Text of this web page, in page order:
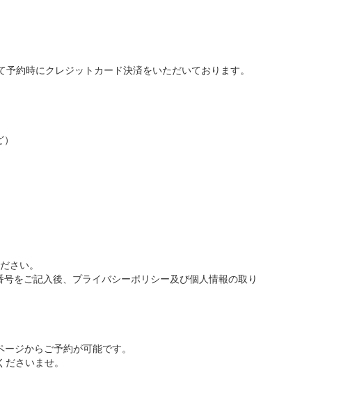
約時にクレジットカード決済をいただいております。
さい。
をご記入後、プライバシーポリシー及び個人情報の取り
ジからご予約が可能です。
さいませ。